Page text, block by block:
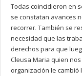
Todas coincidieron en
se constatan avances
recorrer. También se
necesidad que las
derechos para que
Cleusa Maria quien
organización le